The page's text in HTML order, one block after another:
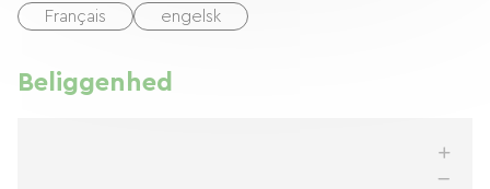
Français engelsk
Beliggenhed